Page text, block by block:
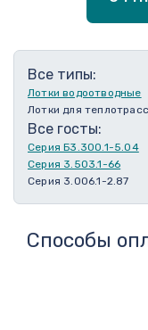
Все типы:
Лотки водоотводные
Лотки для теплотрасс
Все госты:
Серия Б3.300.1-5.04
Серия 3.503.1-66
Серия 3.006.1-2.87
Способы